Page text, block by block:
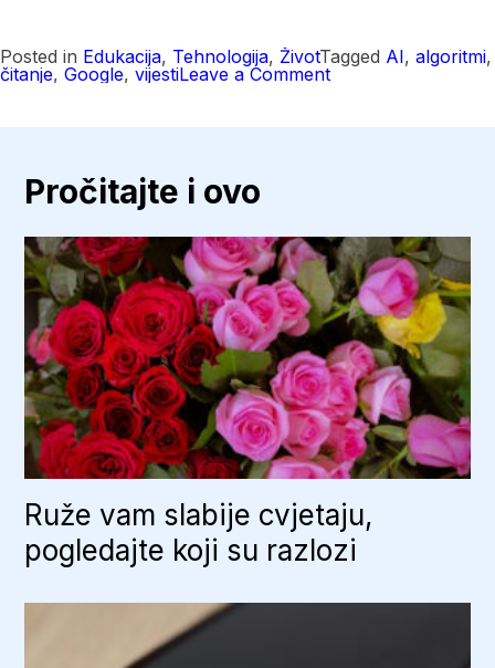
Posted in Edukacija, Tehnologija, ŽivotTagged AI, algoritmi,
čitanje, Google, vijestiLeave a Commenton
prikazuje
Pročitajte i ovo
Ruže vam slabije cvjetaju,
pogledajte koji su razlozi